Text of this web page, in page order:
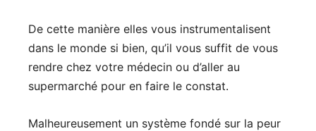
De cette manière elles vous instrumentalisent
dans le monde si bien, qu’il vous suffit de vous
rendre chez votre médecin ou d’aller au
supermarché pour en faire le constat.
Malheureusement un système fondé sur la peur